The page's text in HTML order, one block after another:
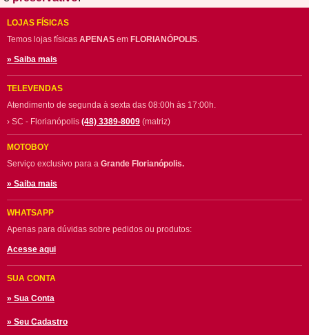
LOJAS FÍSICAS
Temos lojas físicas APENAS em FLORIANÓPOLIS.
» Saiba mais
TELEVENDAS
Atendimento de segunda à sexta das 08:00h às 17:00h.
› SC - Florianópolis (48) 3389-8009 (matriz)
MOTOBOY
Serviço exclusivo para a Grande Florianópolis.
» Saiba mais
WHATSAPP
Apenas para dúvidas sobre pedidos ou produtos:
Acesse aqui
SUA CONTA
» Sua Conta
» Seu Cadastro